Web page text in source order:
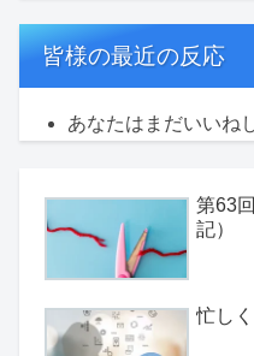
皆様の最近の反応
あなたはまだいいね
第63
記）
忙し